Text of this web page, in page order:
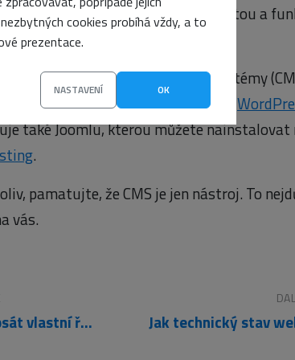
cookies probíhá vždy, a to
prezentace.
NASTAVENÍ OK
Joomly. Odmění se vám stabilitou a
skládat.
vhodné hostingy, které mají tyto systémy
je v tuhle chvíli nejvýkonnější tento
také Joomlu, kterou můžete nainstalovat
.
pamatujte, že CMS je jen nástroj. To
vás.
Kdy se vyplatí psát vlastní řešení místo knihoven